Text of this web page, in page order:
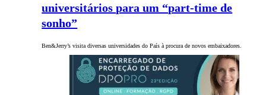
universitários para um “part-time de
sonho”
Ben&Jerry’s visita diversas universidades do País à procura de novos embaixadores.